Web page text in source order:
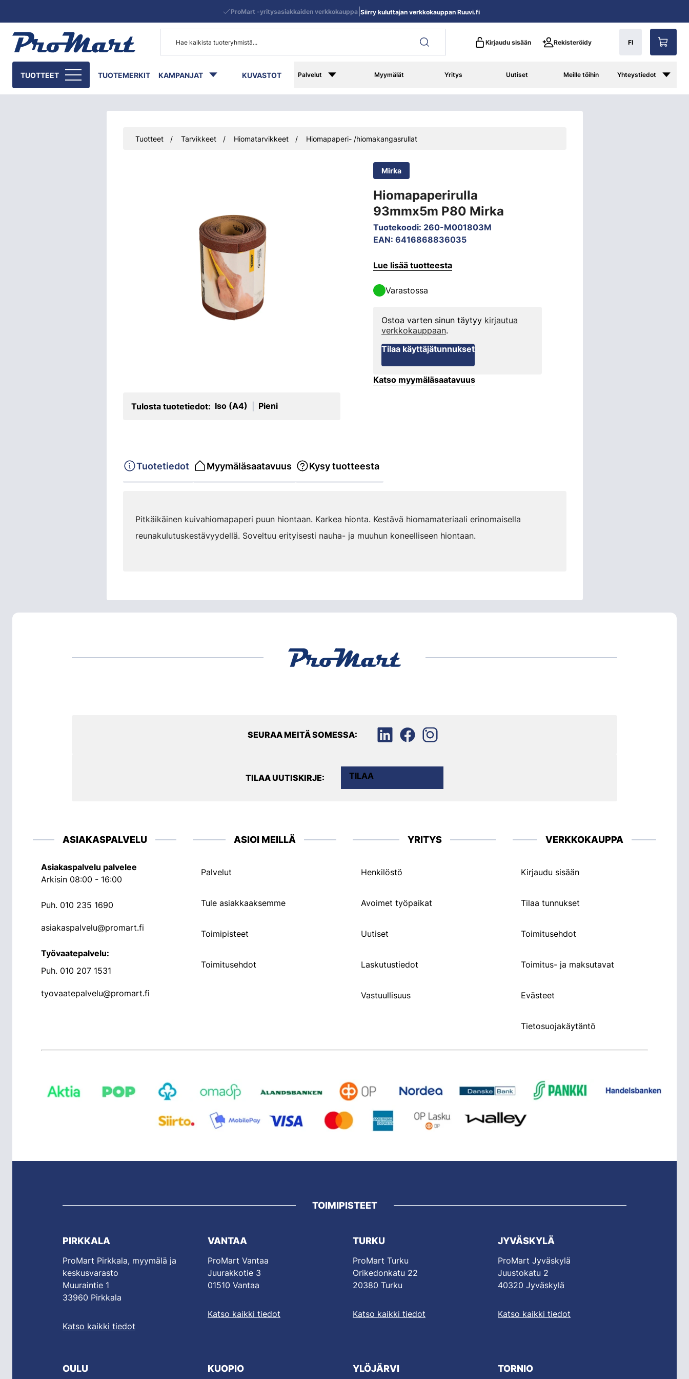
Kirjaudu sisään Rekisteröidy FI
TUOTTEET TUOTEMERKIT KAMPANJAT KUVASTOT Palvelut Myymälät Yritys Uutiset Meille töihin Yhteystiedot
ProMart -yritysasiakkaiden verkkokauppa| Siirry kuluttajan verkkokauppan Ruuvi.fi
Tuotteet Tarvikkeet Hiomatarvikkeet Hiomapaperi- /hiomakangasrullat
Mirka
Hiomapaperirulla
93mmx5m P80 Mirka
Tuotekoodi: 260-M001803M
EAN: 6416868836035
Tulosta tuotetiedot: Iso (A4) Pieni
Lue lisää tuotteesta
Varastossa
Ostoa varten sinun täytyy kirjautua
verkkokauppaan.
Tilaa käyttäjätunnukset
Katso myymäläsaatavuus
Tuotetiedot Myymäläsaatavuus Kysy tuotteesta
Pitkäikäinen kuivahiomapaperi puun hiontaan. Karkea hionta. Kestävä hiomamateriaali erinomaisella
reunakulutuskestävyydellä. Soveltuu erityisesti nauha- ja muuhun koneelliseen hiontaan.
SEURAA MEITÄ SOMESSA:
TILAA UUTISKIRJE: TILAA
ASIAKASPALVELU
Asiakaspalvelu palvelee
Arkisin 08:00 - 16:00
Puh. 010 235 1690
asiakaspalvelu@promart.fi
Työvaatepalvelu:
Puh. 010 207 1531
tyovaatepalvelu@promart.fi
ASIOI MEILLÄ
Palvelut
Tule asiakkaaksemme
Toimipisteet
Toimitusehdot
YRITYS
Henkilöstö
Avoimet työpaikat
Uutiset
Laskutustiedot
Vastuullisuus
VERKKOKAUPPA
Kirjaudu sisään
Tilaa tunnukset
Toimitusehdot
Toimitus- ja maksutavat
Evästeet
Tietosuojakäytäntö
TOIMIPISTEET
PIRKKALA
ProMart Pirkkala, myymälä ja
keskusvarasto
Muuraintie 1
33960 Pirkkala
Katso kaikki tiedot
VANTAA
ProMart Vantaa
Juurakkotie 3
01510 Vantaa
Katso kaikki tiedot
TURKU
ProMart Turku
Orikedonkatu 22
20380 Turku
Katso kaikki tiedot
JYVÄSKYLÄ
ProMart Jyväskylä
Juustokatu 2
40320 Jyväskylä
Katso kaikki tiedot
OULU KUOPIO YLÖJÄRVI TORNIO